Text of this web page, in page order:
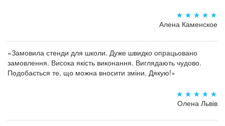
Алена Каменское
«Замовила стенди для школи. Дуже швидко опрацьовано
замовлення. Висока якість виконання. Виглядають чудово.
Подобається те, що можна вносити зміни. Дякую!»
Олена Львів